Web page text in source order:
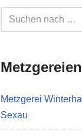
Metzgerei
Sexau